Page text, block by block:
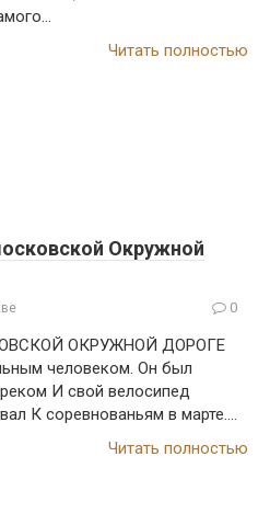
Читать полностью
Окружной
0
ОКРУЖНОЙ ДОРОГЕ
человеком. Он был
И свой велосипед
К соревнованьям в марте….
Читать полностью